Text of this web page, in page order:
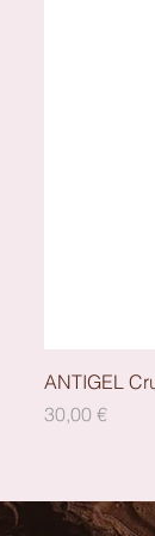
ANTIGEL
Preis
30,00 €